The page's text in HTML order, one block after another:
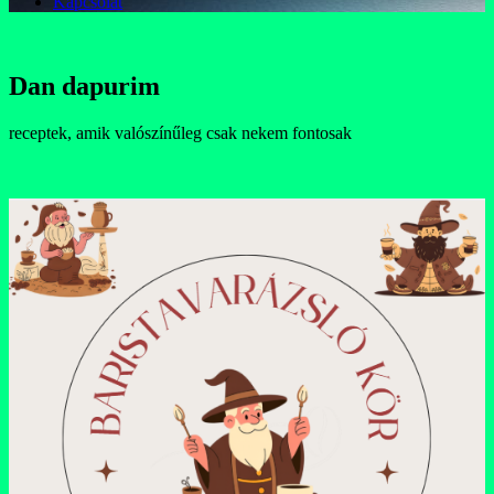
Dan dapurim
receptek, amik valószínűleg csak nekem fontosak